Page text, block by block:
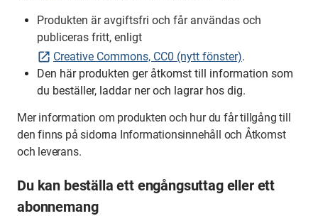
Produkten är avgiftsfri och får användas och
publiceras fritt, enligt
Creative Commons, CC0 (nytt fönster).
Den här produkten ger åtkomst till information som
du beställer, laddar ner och lagrar hos dig.
Mer information om produkten och hur du får tillgång till
den finns på sidorna Informationsinnehåll och Åtkomst
och leverans.
Du kan beställa ett engångsuttag eller ett
abonnemang